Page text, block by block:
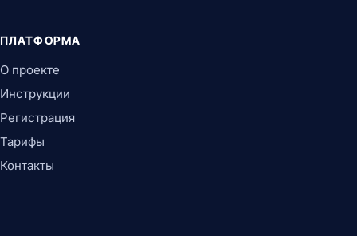
ПЛАТФОРМА
О проекте
Инструкции
Регистрация
Тарифы
Контакты